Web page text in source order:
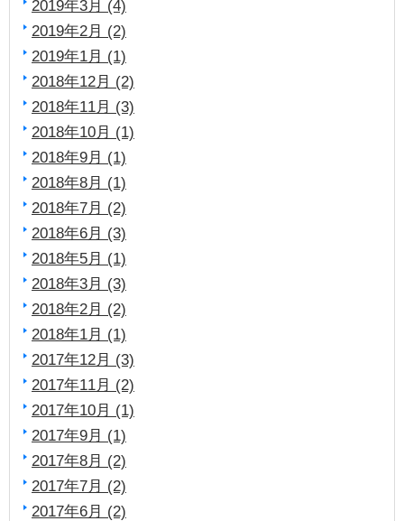
2019年3月 (4)
2019年2月 (2)
2019年1月 (1)
2018年12月 (2)
2018年11月 (3)
2018年10月 (1)
2018年9月 (1)
2018年8月 (1)
2018年7月 (2)
2018年6月 (3)
2018年5月 (1)
2018年3月 (3)
2018年2月 (2)
2018年1月 (1)
2017年12月 (3)
2017年11月 (2)
2017年10月 (1)
2017年9月 (1)
2017年8月 (2)
2017年7月 (2)
2017年6月 (2)